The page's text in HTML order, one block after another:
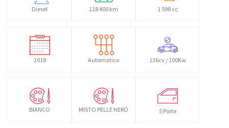
Diesel 118 400 km 1 598 cc
2018 Automatico 136cv / 100Kw
BIANCO MISTO PELLE NERO 5 Porte